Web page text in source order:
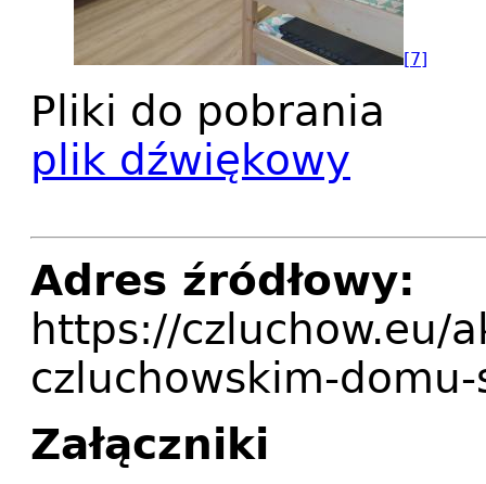
[7]
Pliki do pobrania
plik dźwiękowy
Adres źródłowy:
https://czluchow.eu/
czluchowskim-
Załączniki